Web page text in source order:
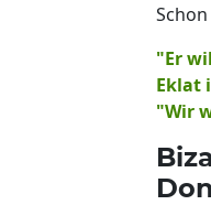
"Er
Eklat
"Wir